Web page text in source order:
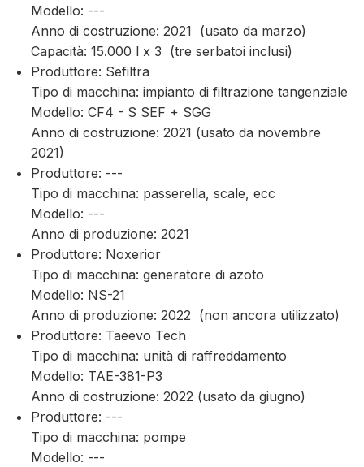
Modello: ---
Anno di costruzione: 2021 (usato da marzo)
Capacità: 15.000 l x 3 (tre serbatoi inclusi)
Produttore: Sefiltra
Tipo di macchina: impianto di filtrazione tangenziale
Modello: CF4 - S SEF + SGG
Anno di costruzione: 2021 (usato da novembre
2021)
Produttore: ---
Tipo di macchina: passerella, scale, ecc
Modello: ---
Anno di produzione: 2021
Produttore: Noxerior
Tipo di macchina: generatore di azoto
Modello: NS-21
Anno di produzione: 2022 (non ancora utilizzato)
Produttore: Taeevo Tech
Tipo di macchina: unità di raffreddamento
Modello: TAE-381-P3
Anno di costruzione: 2022 (usato da giugno)
Produttore: ---
Tipo di macchina: pompe
Modello: ---